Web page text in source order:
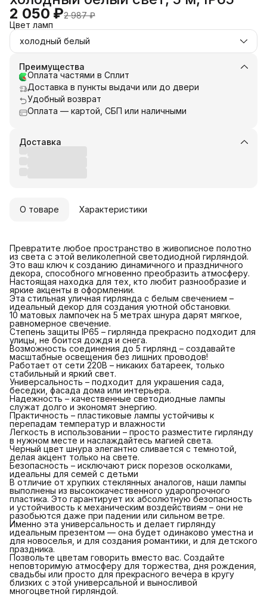
2 050 ₽2 987 ₽
Цвет ламп
холодный белый
Преимущества
Оплата частями в Сплит
Доставка в пункты выдачи или до двери
Удобный возврат
Оплата — картой, СБП или наличными
Доставка
О товаре Характеристики
Превратите любое пространство в живописное полотно
из света с этой великолепной светодиодной гирляндой.
Это ваш ключ к созданию динамичного и праздничного
декора, способного мгновенно преобразить атмосферу.
Настоящая находка для тех, кто любит разнообразие и
яркие акценты в оформлении.
Эта стильная уличная гирлянда с белым свечением –
идеальный декор для создания уютной обстановки.
10 матовых лампочек на 5 метрах шнура дарят мягкое,
равномерное свечение.
Степень защиты IP65 – гирлянда прекрасно подходит для
улицы, не боится дождя и снега.
Возможность соединения до 5 гирлянд – создавайте
масштабные освещения без лишних проводов!
Работает от сети 220В – никаких батареек, только
стабильный и яркий свет.
Универсальность – подходит для украшения сада,
беседки, фасада дома или интерьера.
Надежность – качественные светодиодные лампы
служат долго и экономят энергию.
Практичность – пластиковые лампы устойчивы к
перепадам температур и влажности
Легкость в использовании – просто разместите гирлянду
в нужном месте и наслаждайтесь магией света.
Черный цвет шнура элегантно сливается с темнотой,
делая акцент только на свете.
Безопасность – исключают риск порезов осколками,
идеальны для семей с детьми
В отличие от хрупких стеклянных аналогов, наши лампы
выполнены из высококачественного ударопрочного
пластика. Это гарантирует их абсолютную безопасность
и устойчивость к механическим воздействиям – они не
разобьются даже при падении или сильном ветре.
Именно эта универсальность и делает гирлянду
идеальным презентом — она будет одинаково уместна и
для новоселья, и для создания романтики, и для детского
праздника.
Позвольте цветам говорить вместо вас. Создайте
неповторимую атмосферу для торжества, дня рождения,
свадьбы или просто для прекрасного вечера в кругу
близких с этой универсальной и выносливой
многоцветной гирляндой.